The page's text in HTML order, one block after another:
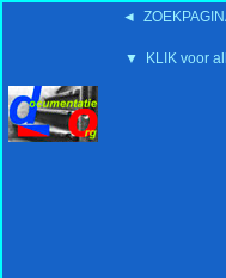
◄
▼ KLIK voor
'15:19 19-2-2008